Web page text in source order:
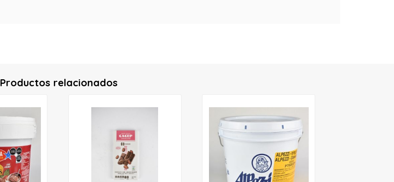
Productos relacionados